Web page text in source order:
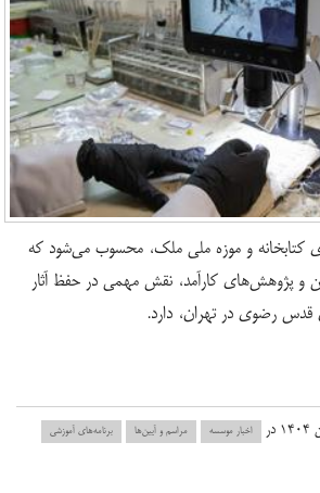
کتابخانه و موزه ملی ملک، محسوب می‌شود که
و پژوهش‌های کارآمد، نقش مهمی در حفظ آثار
قدس رضوی در تهران، دارد.
اخبار موسسه مراسم و آیین‌ها برنامه‌های آموزشی